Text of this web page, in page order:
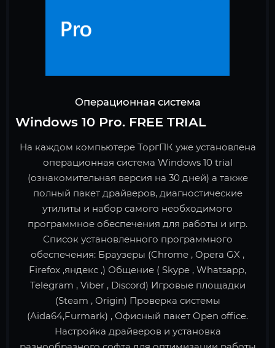
Операционная система
Windows 10 Pro. FREE TRIAL
На каждом компьютере ТоргПК уже установлена
операционная система Windows 10 trial
(ознакомительная версия на 30 дней) а также
полный пакет драйверов, диагностические
утилиты и набор самого необходимого
программное обеспечения для работы и игр.
Список установленного программного
обеспечения: Браузеры (Chrome , Opera GX ,
Firefox ,яндекс ,) Общение ( Skype , Whatsapp,
Telegram , Viber , Discord) Игровые площадки
(Steam , Origin) Проверка системы
(Aida64,Furmark) , Офисный пакет Open office.
Настройка драйверов и установка